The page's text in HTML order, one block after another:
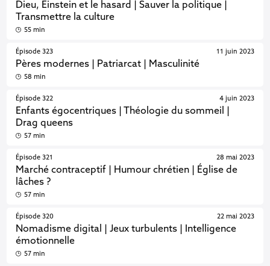
Dieu, Einstein et le hasard | Sauver la politique |
Transmettre la culture
55 min
Épisode 323
Pères modernes | Patriarcat | Masculinité
11 juin 2023
58 min
Épisode 322
Enfants égocentriques | Théologie du sommeil |
Drag queens
4 juin 2023
57 min
Épisode 321
Marché contraceptif | Humour chrétien | Église de
lâches ?
28 mai 2023
57 min
Épisode 320
Nomadisme digital | Jeux turbulents | Intelligence
émotionnelle
22 mai 2023
57 min